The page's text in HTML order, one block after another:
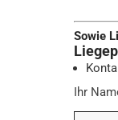
Sowie
Ihr